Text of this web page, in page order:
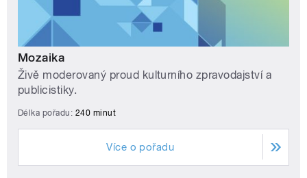
Mozaika
Živě moderovaný proud kulturního zpravodajství a
publicistiky.
Délka pořadu: 240 minut
Více o pořadu